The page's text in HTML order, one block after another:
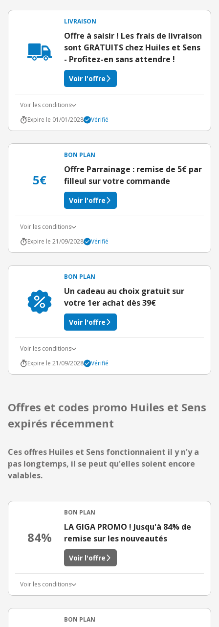
LIVRAISON
Offre à saisir ! Les frais de livraison
sont GRATUITS chez Huiles et Sens
- Profitez-en sans attendre !
Voir l'offre
Voir les conditions
Expire le 01/01/2028
Vérifié
5€
BON PLAN
Offre Parrainage : remise de 5€ par
filleul sur votre commande
Voir l'offre
Voir les conditions
Expire le 21/09/2028
Vérifié
BON PLAN
Un cadeau au choix gratuit sur
votre 1er achat dès 39€
Voir l'offre
Voir les conditions
Expire le 21/09/2028
Vérifié
Offres et codes promo Huiles et Sens
expirés récemment
Ces offres Huiles et Sens fonctionnaient il y n'y a
pas longtemps, il se peut qu'elles soient encore
valables.
84%
BON PLAN
LA GIGA PROMO ! Jusqu'à 84% de
remise sur les nouveautés
Voir l'offre
Voir les conditions
BON PLAN